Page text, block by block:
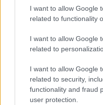
I want to allow Google
related to functionality
I want to allow Google
related to
I want to allow Google
related to security,
functionality and fraud
user protection.
Explorando las
gastronomía peruana y
SALUD Y ALIMENTACIÓN